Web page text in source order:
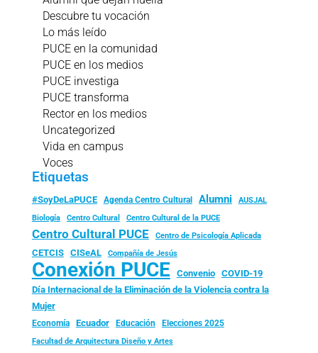
Descubre tu vocación
Lo más leído
PUCE en la comunidad
PUCE en los medios
PUCE investiga
PUCE transforma
Rector en los medios
Uncategorized
Vida en campus
Voces
Etiquetas
#SoyDeLaPUCE Agenda Centro Cultural Alumni
AUSJAL
Biología
Centro Cultural Centro Cultural de la PUCE
Centro Cultural PUCE Centro de Psicología Aplicada
CETCIS CISeAL Compañía de Jesús
Conexión PUCE Convenio
COVID-19
Día Internacional de la Eliminación de la Violencia contra la
Mujer
Economía Ecuador Educación Elecciones 2025
Facultad de Arquitectura Diseño y Artes